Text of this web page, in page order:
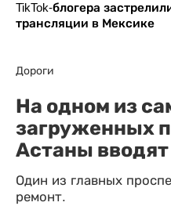
TikTok-блогера
трансляции в Мексике
Дороги
На одном из
загруженных
Астаны
Один из главных
ремонт.